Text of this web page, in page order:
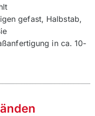
gefast, Halbstab,
in ca. 10-